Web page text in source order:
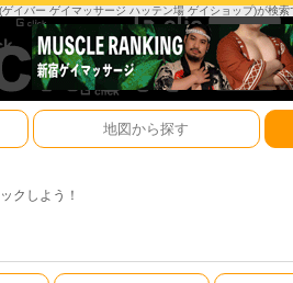
イバー ゲイマッサージ ハッテン場 ゲイショップ)が検索
地図から探す
クしよう！